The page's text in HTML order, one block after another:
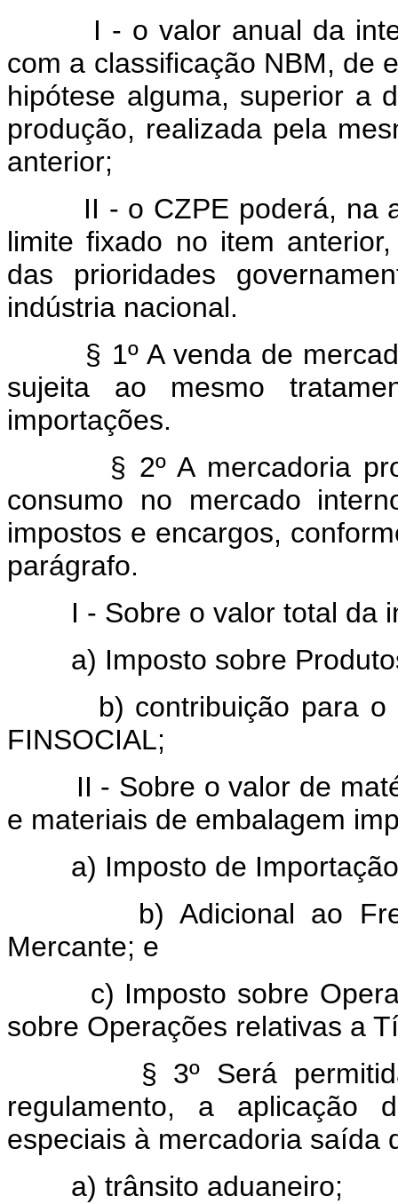
I - o valor anual da
com a classificação NBM, de
hipótese alguma, superior a
produção, realizada pela
anterior;
II - o CZPE poderá, na
limite fixado no item
das prioridades
indústria nacional.
§ 1º A venda de
sujeita ao mesmo
importações.
§ 2º A mercadoria
consumo no mercado
impostos e encargos,
parágrafo.
I - Sobre o valor total da
a) Imposto sobre
b) contribuição para o
FINSOCIAL;
II - Sobre o valor de
e materiais de embalagem
a) Imposto de
b) Adicional ao Frete
Mercante; e
c) Imposto sobre
sobre Operações relativas a
§ 3º Será permitida,
regulamento, a aplicação
especiais à mercadoria saída
a) trânsito aduaneiro;